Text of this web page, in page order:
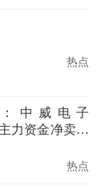
热点
中威电子
力资金净卖出
热点